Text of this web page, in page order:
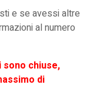
e se avessi altre
al numero
sono chiuse,
di